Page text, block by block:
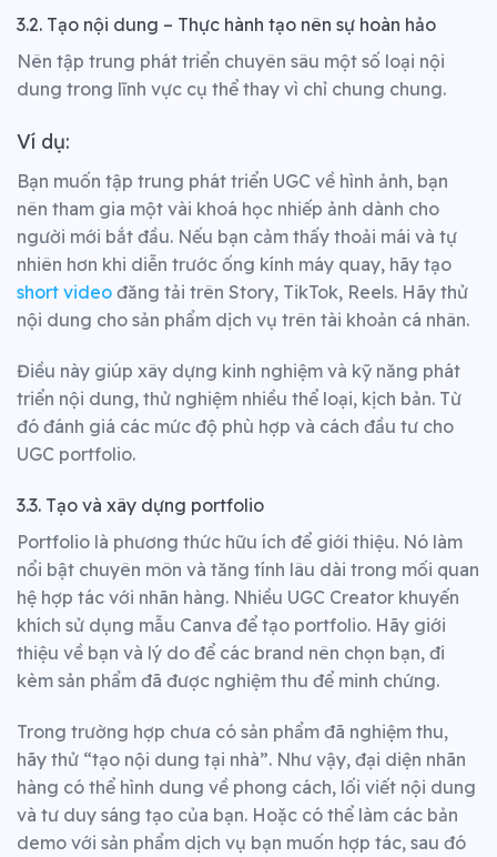
3.2. Tạo nội dung – Thực hành tạo nên sự hoàn hảo
Nên tập trung phát triển chuyên sâu một số loại nội
dung trong lĩnh vực cụ thể thay vì chỉ chung chung.
Ví dụ:
Bạn muốn tập trung phát triển UGC về hình ảnh, bạn
nên tham gia một vài khoá học nhiếp ảnh dành cho
người mới bắt đầu. Nếu bạn cảm thấy thoải mái và tự
nhiên hơn khi diễn trước ống kính máy quay, hãy tạo
short video đăng tải trên Story, TikTok, Reels. Hãy thử
nội dung cho sản phẩm dịch vụ trên tài khoản cá nhân.
Điều này giúp xây dựng kinh nghiệm và kỹ năng phát
triển nội dung, thử nghiệm nhiều thể loại, kịch bản. Từ
đó đánh giá các mức độ phù hợp và cách đầu tư cho
UGC portfolio.
3.3. Tạo và xây dựng portfolio
Portfolio là phương thức hữu ích để giới thiệu. Nó làm
nổi bật chuyên môn và tăng tính lâu dài trong mối quan
hệ hợp tác với nhãn hàng. Nhiều UGC Creator khuyến
khích sử dụng mẫu Canva để tạo portfolio. Hãy giới
thiệu về bạn và lý do để các brand nên chọn bạn, đi
kèm sản phẩm đã được nghiệm thu để minh chứng.
Trong trường hợp chưa có sản phẩm đã nghiệm thu,
hãy thử “tạo nội dung tại nhà”. Như vậy, đại diện nhãn
hàng có thể hình dung về phong cách, lối viết nội dung
và tư duy sáng tạo của bạn. Hoặc có thể làm các bản
demo với sản phẩm dịch vụ bạn muốn hợp tác, sau đó